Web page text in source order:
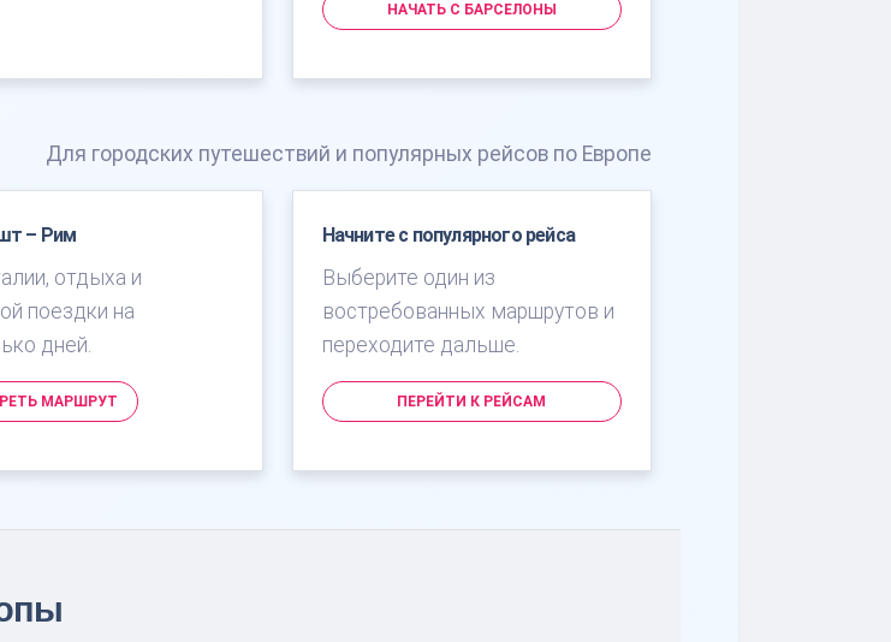
НАЧАТЬ С БАРСЕЛОНЫ
Для городских путешествий и популярных рейсов по Европе
– Рим
отдыха и
поездки на
дней.
МАРШРУТ
Начните с популярного рейса
Выберите один из
востребованных маршрутов и
переходите дальше.
ПЕРЕЙТИ К РЕЙСАМ